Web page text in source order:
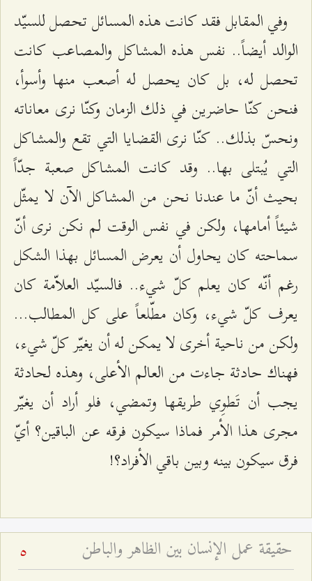
وفي المقابل فقد كانت هذه المسائل تحصل للسيّد
الوالد أيضاً.. نفس هذه المشاكل والمصاعب كانت
تحصل له، بل كان يحصل له أصعب منها وأسوأ،
فنحن كنّا حاضرين في ذلك الزمان وكنّا نرى معاناته
ونحسّ بذلك.. كنّا نرى القضايا التي تقع والمشاكل
التي يُبتلى بها.. وقد كانت المشاكل صعبة جدّاً
بحيث أنّ ما عندنا نحن من المشاكل الآن لا يمثّل
شيئاً أمامها، ولكن في نفس الوقت لم نكن نرى أنّ
سماحته كان يحاول أن يعرض المسائل بهذا الشكل
رغم أنّه كان يعلم كلّ شيء.. فالسيّد العلاّمة كان
يعرف كلّ شيء، وكان مطّلعاً على كل المطالب...
ولكن من ناحية أخرى لا يمكن له أن يغيّر كلّ شيء،
فهناك حادثة جاءت من العالم الأعلى، وهذه لحادثة
يجب أن تَطوِي طريقها وتمضي، فلو أراد أن يغيّر
مجرى هذا الأمر فماذا سيكون فرقه عن الباقين؟ أيّ
فرق سيكون بينه وبين باقي الأفراد؟!
حقيقة عمل الإنسان بين الظاهر والباطن 5